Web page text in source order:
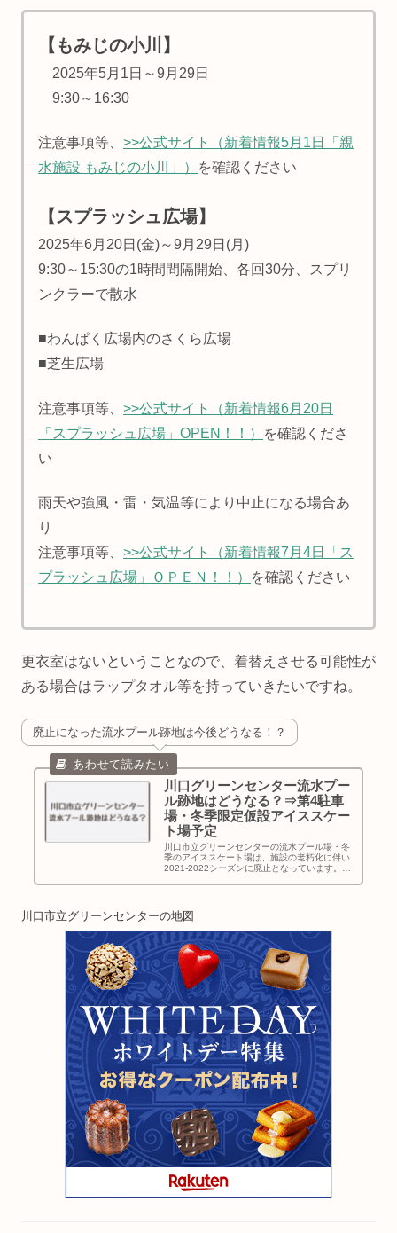
【もみじの小川】
2025年5月1日～9月29日
9:30～16:30
注意事項等、 >>公式サイト（新着情報5月1日「親
水施設 もみじの小川」）
を確認ください
【 スプラッシュ広場】
2025年6月20日(金)～9月29日(月)
9:30～15:30の1時間間隔開始、各回30分、スプリ
ンクラーで散水
■わんぱく広場内のさくら広場
■芝生広場
注意事項等、 >>公式サイト（新着情報6月20日
「スプラッシュ広場」OPEN！！）
を確認くださ
い
雨天や強風・雷・気温等により中止になる場合あ
り
注意事項等、 >>公式サイト（新着情報7月4日「ス
プラッシュ広場」ＯＰＥＮ！！）
を確認ください
更衣室はないということなので、着替えさせる可能性が
ある場合はラップタオル等を持っていきたいですね。
廃止になった流水プール跡地は今後どうなる！？
川口グリーンセンター流水プー
ル跡地はどうなる？⇒第4駐車
場・冬季限定仮設アイススケー
ト場予定
川口市立グリーンセンターの流水プール場・冬
季のアイススケート場は、施設の老朽化に伴い
2021-2022シーズンに廃止となっています。流
川口市立グリーンセンターの地図